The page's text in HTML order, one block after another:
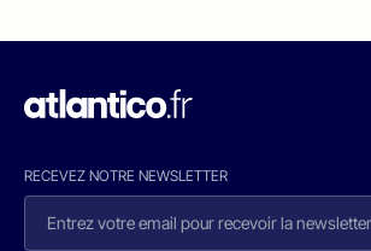
RECEVEZ NOTRE NEWSLETTER